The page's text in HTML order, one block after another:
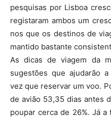
pesquisas por Lisboa
registaram ambos um
nos que os destinos de
mantido bastante
As dicas de viagem da
sugestões que ajudarão
vez que reservar um voo.
de avião 53,35 dias antes
poupar cerca de 26%. Já